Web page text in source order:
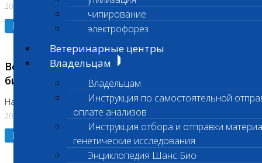
чипирование
электрофорез
Ветеринарные центры
Владельцам
Владельцам
Инструкция по самостоятельной
оплате анализов
Инструкция отбора и отправки
генетические исследования
Энциклопедия Шанс Био
20.07.2026
Подробнее
Возобновлено выполнение срочных
биохимических исследований
На Нагорной
20.07.2026
Подробнее